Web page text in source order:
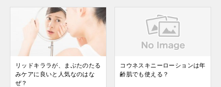
リッドキララが、まぶたのたる
みケアに良いと人気なのはな
ぜ？
コウネスキニーローションは年
齢肌でも使える？